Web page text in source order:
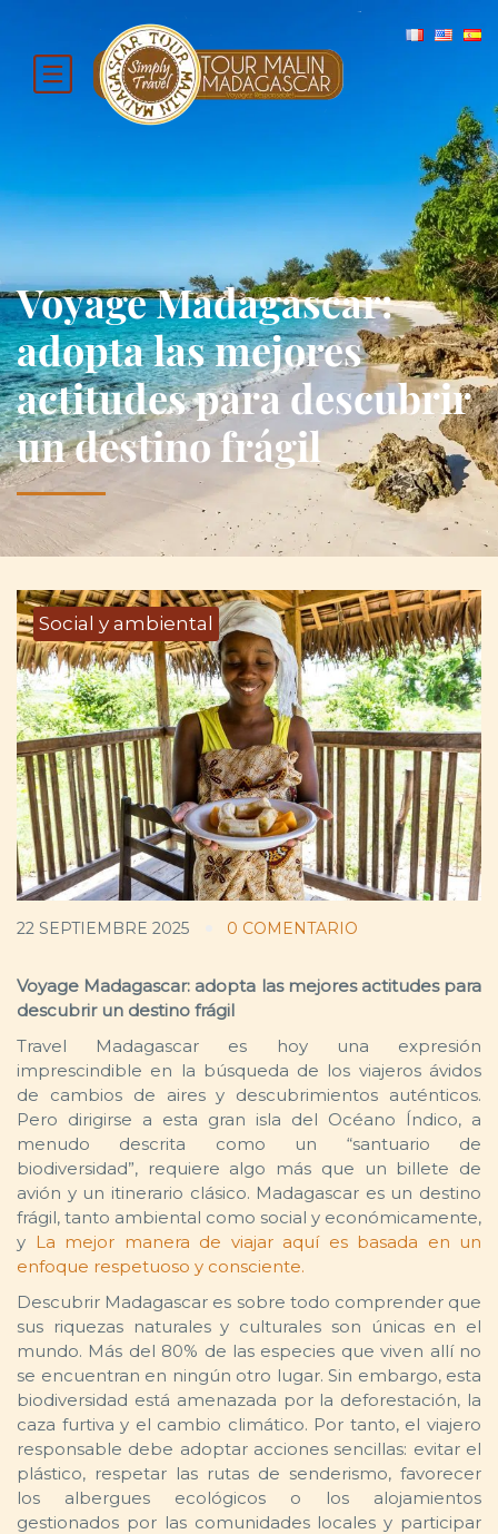
Voyage Madagascar:
adopta las mejores
actitudes para descubrir
un destino frágil
Social y ambiental
22 SEPTIEMBRE 2025 0 COMENTARIO
Voyage Madagascar: adopta las mejores actitudes para
descubrir un destino frágil
Travel Madagascar es hoy una expresión
imprescindible en la búsqueda de los viajeros ávidos
de cambios de aires y descubrimientos auténticos.
Pero dirigirse a esta gran isla del Océano Índico, a
menudo descrita como un “santuario de
biodiversidad”, requiere algo más que un billete de
avión y un itinerario clásico. Madagascar es un destino
frágil, tanto ambiental como social y económicamente,
y La mejor manera de viajar aquí es basada en un
enfoque respetuoso y consciente.
Descubrir Madagascar es sobre todo comprender que
sus riquezas naturales y culturales son únicas en el
mundo. Más del 80% de las especies que viven allí no
se encuentran en ningún otro lugar. Sin embargo, esta
biodiversidad está amenazada por la deforestación, la
caza furtiva y el cambio climático. Por tanto, el viajero
responsable debe adoptar acciones sencillas: evitar el
plástico, respetar las rutas de senderismo, favorecer
los albergues ecológicos o los alojamientos
gestionados por las comunidades locales y participar